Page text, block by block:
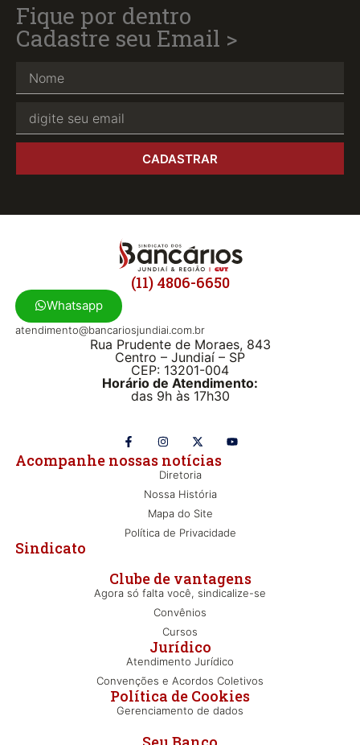
Fique por dentro
Cadastre seu Email >
CADASTRAR
Clube de vantagens
Agora só falta você, sindicalize-se
Convênios
Cursos
Jurídico
Atendimento Jurídico
Convenções e Acordos Coletivos
Política de Cookies
Gerenciamento de dados
Sindicato
Diretoria
Nossa História
Mapa do Site
Política de Privacidade
Acompanhe nossas notícias
(11) 4806-6650
Whatsapp
atendimento@bancariosjundiai.com.br
Rua Prudente de Moraes, 843
Centro – Jundiaí – SP
CEP: 13201-004
Horário de Atendimento:
das 9h às 17h30